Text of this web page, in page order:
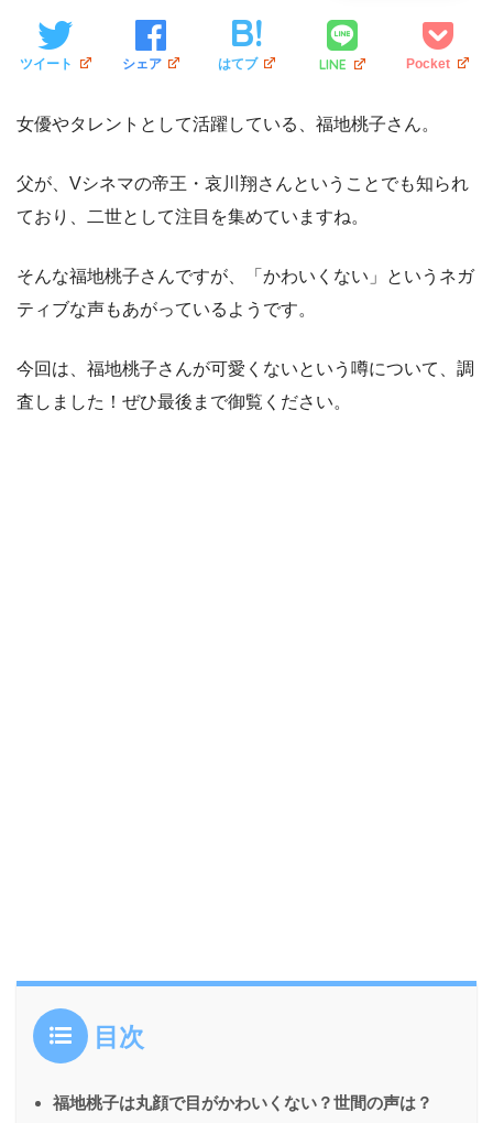
ツイート シェア はてブ LINE Pocket
女優やタレントとして活躍している、福地桃子さん。
父が、Vシネマの帝王・哀川翔さんということでも知られ
ており、二世として注目を集めていますね。
そんな福地桃子さんですが、「かわいくない」というネガ
ティブな声もあがっているようです。
今回は、福地桃子さんが可愛くないという噂について、調
査しました！ぜひ最後まで御覧ください。
目次
福地桃子は丸顔で目がかわいくない？世間の声は？